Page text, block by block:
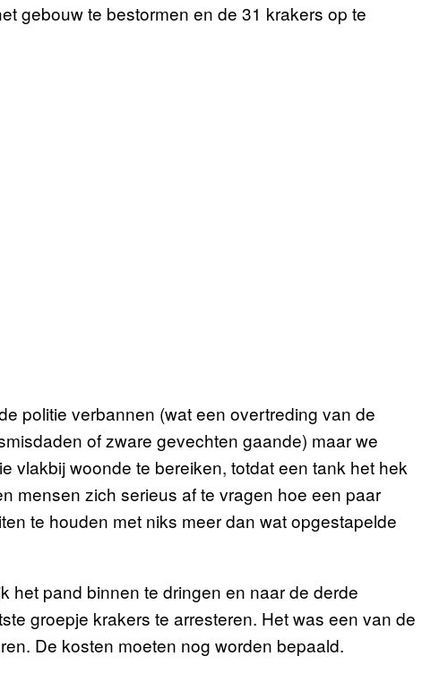
gebouw te bestormen en de 31 krakers op te
politie verbannen (wat een overtreding van de
of zware gevechten gaande) maar we
vlakbij woonde te bereiken, totdat een tank het hek
mensen zich serieus af te vragen hoe een paar
te houden met niks meer dan wat opgestapelde
het pand binnen te dringen en naar de derde
groepje krakers te arresteren. Het was een van de
De kosten moeten nog worden bepaald.